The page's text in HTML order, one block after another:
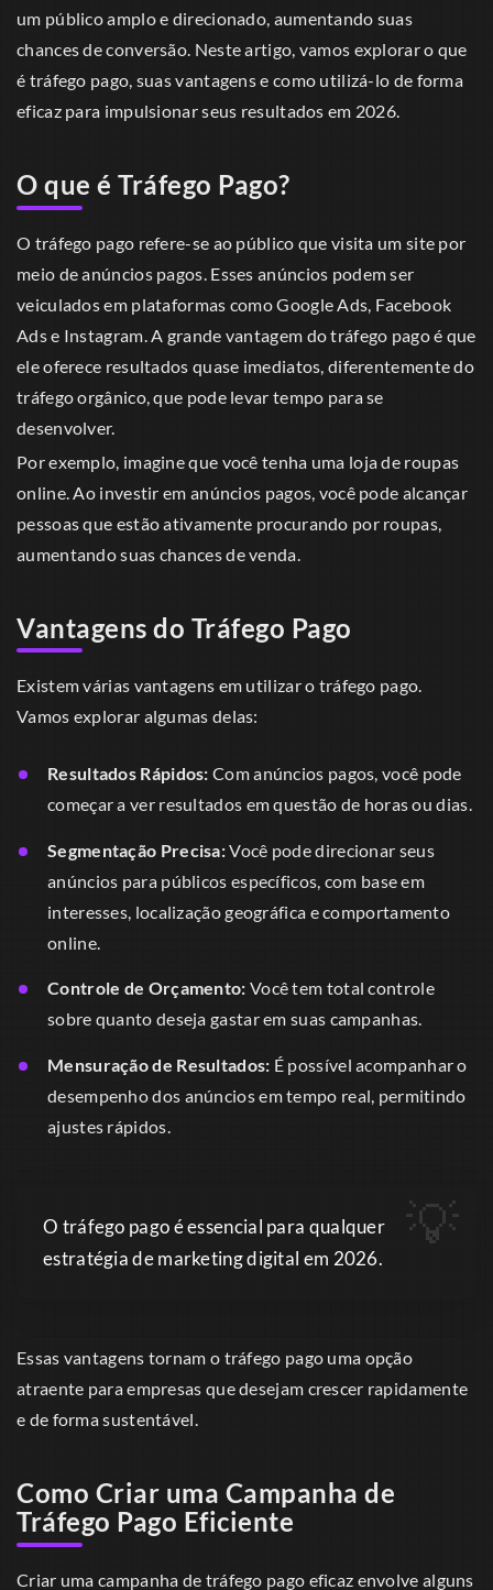
um público amplo e direcionado, aumentando suas
chances de conversão. Neste artigo, vamos explorar o que
é tráfego pago, suas vantagens e como utilizá-lo de forma
eficaz para impulsionar seus resultados em 2026.
O que é Tráfego Pago?
O tráfego pago refere-se ao público que visita um site por
meio de anúncios pagos. Esses anúncios podem ser
veiculados em plataformas como Google Ads, Facebook
Ads e Instagram. A grande vantagem do tráfego pago é que
ele oferece resultados quase imediatos, diferentemente do
tráfego orgânico, que pode levar tempo para se
desenvolver.
Por exemplo, imagine que você tenha uma loja de roupas
online. Ao investir em anúncios pagos, você pode alcançar
pessoas que estão ativamente procurando por roupas,
aumentando suas chances de venda.
Vantagens do Tráfego Pago
Existem várias vantagens em utilizar o tráfego pago.
Vamos explorar algumas delas:
Resultados Rápidos: Com anúncios pagos, você pode
começar a ver resultados em questão de horas ou dias.
Segmentação Precisa:Você pode direcionar seus
anúncios para públicos específicos, com base em
interesses, localização geográfica e comportamento
online.
Controle de Orçamento: Você tem total controle
sobre quanto deseja gastar em suas campanhas.
Mensuração de Resultados: É possível acompanhar o
desempenho dos anúncios em tempo real, permitindo
ajustes rápidos.
O tráfego pago é essencial para qualquer
estratégia de marketing digital em 2026.
Essas vantagens tornam o tráfego pago uma opção
atraente para empresas que desejam crescer rapidamente
e de forma sustentável.
Como Criar uma Campanha de
Tráfego Pago Eficiente
Criar uma campanha de tráfego pago eficaz envolve alguns